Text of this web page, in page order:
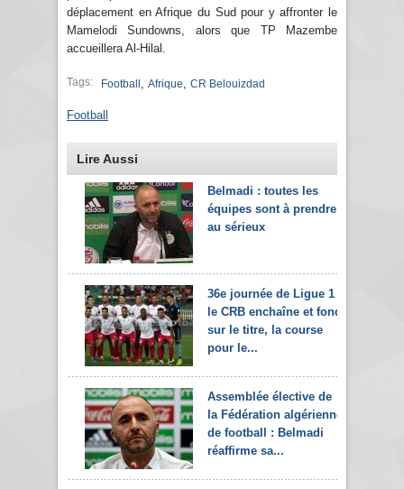
déplacement en Afrique du Sud pour y affronter le
Mamelodi Sundowns, alors que TP Mazembe
accueillera Al-Hilal.
Tags: Football Afrique CR Belouizdad
Football
Lire Aussi
Belmadi : toutes les
équipes sont à prendre
au sérieux
36e journée de Ligue 1 :
le CRB enchaîne et fond
sur le titre, la course
pour le...
Assemblée élective de
la Fédération algérienne
de football : Belmadi
réaffirme sa...